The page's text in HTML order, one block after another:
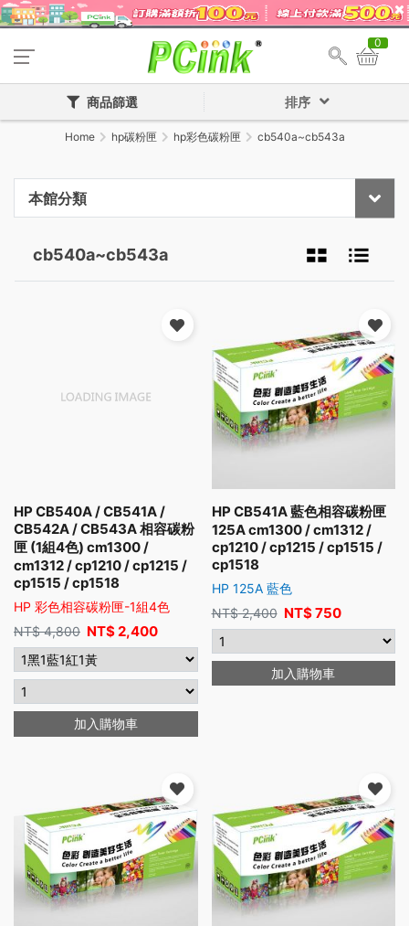
0
商品篩選 排序
Home hp碳粉匣 hp彩色碳粉匣 cb540a~cb543a
本館分類
cb540a~cb543a
HP CB540A / CB541A /
CB542A / CB543A 相容碳粉
匣 (1組4色) cm1300 /
cm1312 / cp1210 / cp1215 /
cp1515 / cp1518
HP 彩色相容碳粉匣-1組4色
NT$4,800 NT$ 2,400
加入購物車
HP CB541A 藍色相容碳粉匣
125A cm1300 / cm1312 /
cp1210 / cp1215 / cp1515 /
cp1518
HP 125A 藍色
NT$2,400 NT$750
加入購物車